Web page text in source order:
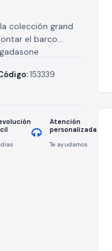
colección grand
el barco
153339
días
Atención
personalizada
Te ayudamos